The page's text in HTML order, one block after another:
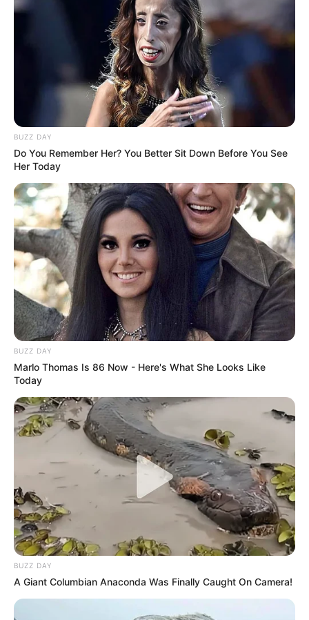
BUZZ DAY
Do You Remember Her? You Better Sit Down Before You See
Her Today
BUZZ DAY
Marlo Thomas Is 86 Now - Here's What She Looks Like
Today
BUZZ DAY
A Giant Columbian Anaconda Was Finally Caught On Camera!